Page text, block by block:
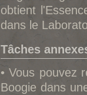
obtient
dans le
Tâches
• Vous pouvez
Boogie dans